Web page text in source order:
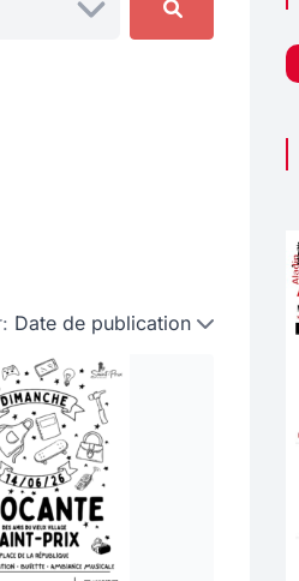
Date de publication